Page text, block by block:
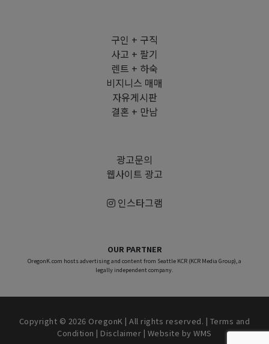
구인 + 구직
사고 + 팔기
렌트 + 하숙
비지니스 매매
자유게시판
결혼 + 만남
광고문의
웹사이트 광고
인스타그램
OUR PARTNER
OregonK.com hosts advertising and content from Seattle KCR (KCR Media Group), a
legally independent company.
Copyright © 2026 OregonK | All rights reserved. | Terms and
Condition | Disclaimer | Website byWMS